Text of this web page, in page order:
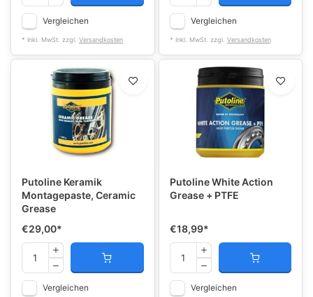
Vergleichen
* Inkl. MwSt. zzgl. Versandkosten
Vergleichen
* Inkl. MwSt. zzgl. Versandkosten
Putoline Keramik
Montagepaste, Ceramic
Grease
€29,00*
Vergleichen
Putoline White Action
Grease + PTFE
€18,99*
Vergleichen